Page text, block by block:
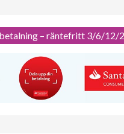
– räntefritt 3/6/12/